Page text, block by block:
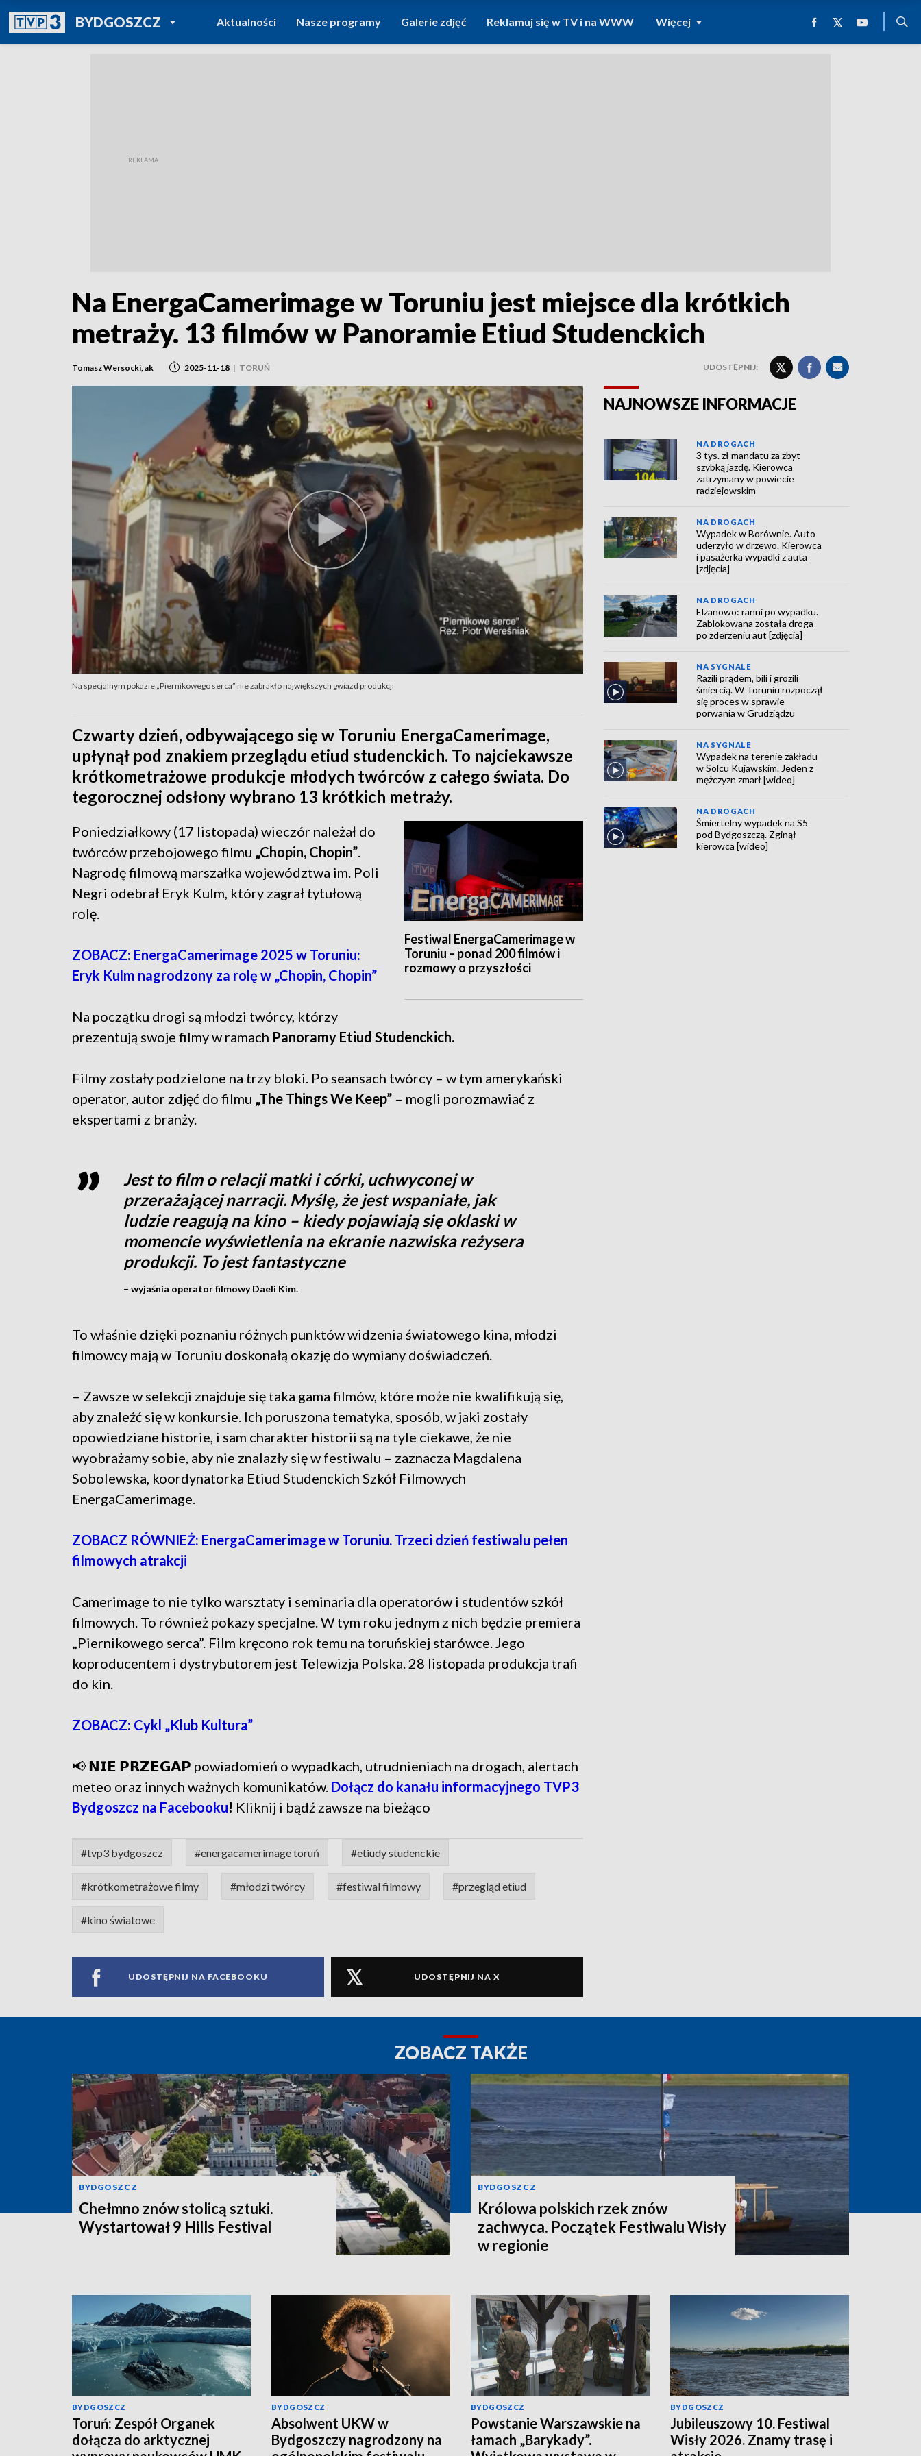
BYDGOSZCZPOWRÓT DO
TVP REGIONY
Aktualności Nasze programy Galerie zdjęć Reklamuj się w TV i na WWW Więcej
Na EnergaCamerimage w Toruniu jest miejsce dla krótkich
metraży. 13 filmów w Panoramie Etiud Studenckich
Tomasz Wersocki, ak 2025-11-18 | TORUŃ UDOSTĘPNIJ:
Na specjalnym pokazie „Piernikowego serca” nie zabrakło największych gwiazd produkcji
Czwarty dzień, odbywającego się w Toruniu EnergaCamerimage,
upłynął pod znakiem przeglądu etiud studenckich. To najciekawsze
krótkometrażowe produkcje młodych twórców z całego świata. Do
tegorocznej odsłony wybrano 13 krótkich metraży.
Festiwal EnergaCamerimage w
Toruniu – ponad 200 filmów i
rozmowy o przyszłości
Poniedziałkowy (17 listopada) wieczór należał do
twórców przebojowego filmu „Chopin, Chopin”
Nagrodę filmową marszałka województwa im. Poli
Negri odebrał Eryk Kulm, który zagrał tytułową
rolę.
ZOBACZ: EnergaCamerimage 2025 w Toruniu:
Eryk Kulm nagrodzony za rolę w „Chopin, Chopin”
Na początku drogi są młodzi twórcy, którzy
prezentują swoje filmy w ramach Panoramy Etiud Studenckich.
Filmy zostały podzielone na trzy bloki. Po seansach twórcy – w tym amerykański
operator, autor zdjęć do filmu „The Things We Keep” – mogli porozmawiać z
ekspertami z branży.
Jest to film o relacji matki i córki, uchwyconej w
przerażającej narracji. Myślę, że jest wspaniałe, jak
ludzie reagują na kino – kiedy pojawiają się oklaski w
momencie wyświetlenia na ekranie nazwiska reżysera
produkcji. To jest fantastyczne
– wyjaśnia operator filmowy Daeli Kim.
To właśnie dzięki poznaniu różnych punktów widzenia światowego kina, młodzi
filmowcy mają w Toruniu doskonałą okazję do wymiany doświadczeń.
– Zawsze w selekcji znajduje się taka gama filmów, które może nie kwalifikują się,
aby znaleźć się w konkursie. Ich poruszona tematyka, sposób, w jaki zostały
opowiedziane historie, i sam charakter historii są na tyle ciekawe, że nie
wyobrażamy sobie, aby nie znalazły się w festiwalu – zaznacza Magdalena
Sobolewska, koordynatorka Etiud Studenckich Szkół Filmowych
EnergaCamerimage.
ZOBACZ RÓWNIEŻ: EnergaCamerimage w Toruniu. Trzeci dzień festiwalu pełen
filmowych atrakcji
Camerimage to nie tylko warsztaty i seminaria dla operatorów i studentów szkół
filmowych. To również pokazy specjalne. W tym roku jednym z nich będzie premiera
„Piernikowego serca”. Film kręcono rok temu na toruńskiej starówce. Jego
koproducentem i dystrybutorem jest Telewizja Polska. 28 listopada produkcja trafi
do kin.
ZOBACZ: Cykl „Klub Kultura”
📢 𝗡𝗜𝗘 𝗣𝗥𝗭𝗘𝗚𝗔𝗣 powiadomień o wypadkach, utrudnieniach na drogach, alertach
meteo oraz innych ważnych komunikatów. Dołącz do kanału informacyjnego TVP3
Bydgoszcz na Facebooku! Kliknij i bądź zawsze na bieżąco
#tvp3 bydgoszcz #energacamerimage toruń #etiudy studenckie
#krótkometrażowe filmy #młodzi twórcy #festiwal filmowy #przegląd etiud
#kino światowe
UDOSTĘPNIJ NA FACEBOOKU UDOSTĘPNIJ NA X
NAJNOWSZE INFORMACJE
NA DROGACH
3 tys. zł mandatu za zbyt
szybką jazdę. Kierowca
zatrzymany w powiecie
radziejowskim
NA DROGACH
Wypadek w Borównie. Auto
uderzyło w drzewo. Kierowca
i pasażerka wypadki z auta
[zdjęcia]
NA DROGACH
Elzanowo: ranni po wypadku.
Zablokowana została droga
po zderzeniu aut [zdjęcia]
NA SYGNALE
Razili prądem, bili i grozili
śmiercią. W Toruniu rozpoczął
się proces w sprawie
porwania w Grudziądzu
NA SYGNALE
Wypadek na terenie zakładu
w Solcu Kujawskim. Jeden z
mężczyzn zmarł [wideo]
NA DROGACH
Śmiertelny wypadek na S5
pod Bydgoszczą. Zginął
kierowca [wideo]
ZOBACZ TAKŻE
BYDGOSZCZ
Chełmno znów stolicą sztuki.
Wystartował 9 Hills Festival
BYDGOSZCZ
Królowa polskich rzek znów
zachwyca. Początek Festiwalu Wisły
w regionie
BYDGOSZCZ
Toruń: Zespół Organek
dołącza do arktycznej
BYDGOSZCZ
Absolwent UKW w
Bydgoszczy nagrodzony na
BYDGOSZCZ
Powstanie Warszawskie na
łamach „Barykady”.
BYDGOSZCZ
Jubileuszowy 10. Festiwal
Wisły 2026. Znamy trasę i